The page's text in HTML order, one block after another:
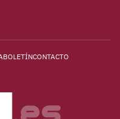
BOLETÍNCONTACTO